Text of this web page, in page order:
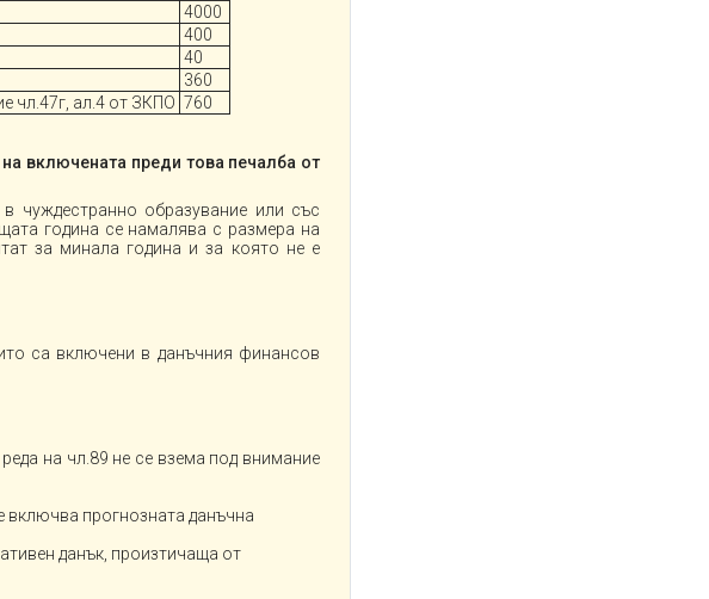
4000
400
40
360
чл.47г, ал.4 от ЗКПО 760
включената преди това печалба от
чуждестранно образувание или със
година се намалява с размера на
за минала година и за която не е
са включени в данъчния финансов
на чл.89 не се взема под внимание
включва прогнозната данъчна
данък, произтичаща от